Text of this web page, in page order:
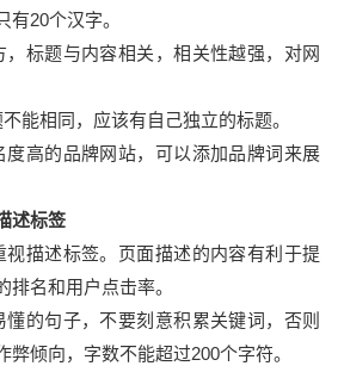
20个汉字。
，标题与内容相关，相关性越强，对网
不能相同，应该有自己独立的标题。
度高的品牌网站，可以添加品牌词来展
述标签
视描述标签。页面描述的内容有利于提
名和用户点击率。
懂的句子，不要刻意积累关键词，否则
弊倾向，字数不能超过200个字符。